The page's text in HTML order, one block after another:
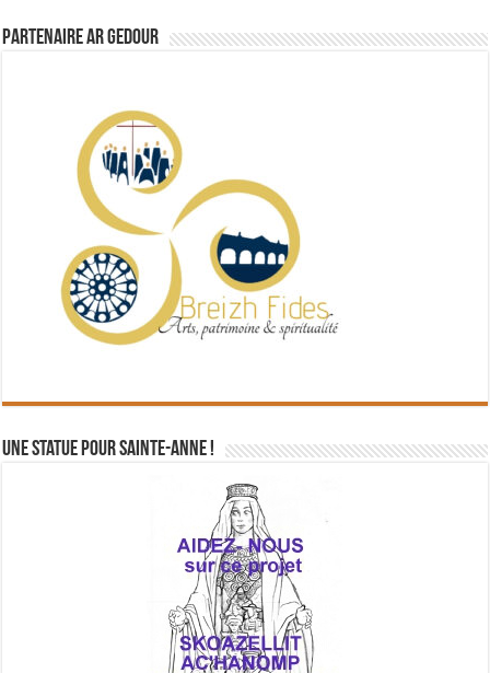
Partenaire Ar Gedour
Une statue pour Sainte-Anne !